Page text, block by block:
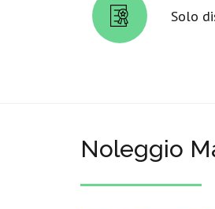
Solo
Noleggio